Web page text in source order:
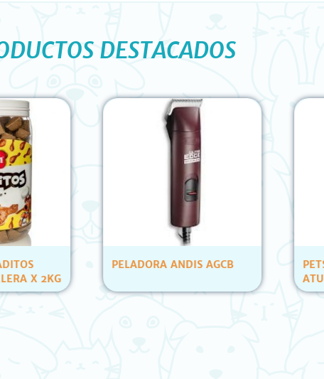
DESTACADOS
PELADORA ANDIS AGCB
PETS CLASS POUCH
ATUN Y SARDINAS
(12 UNID)